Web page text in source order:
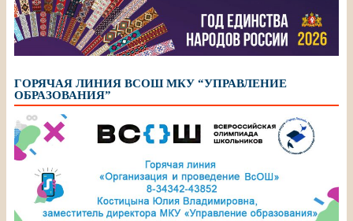
ГОРЯЧАЯ ЛИНИЯ ВСОШ МКУ “УПРАВЛЕНИЕ
ОБРАЗОВАНИЯ”